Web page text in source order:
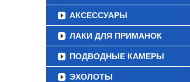
АКСЕССУАРЫ
ЛАКИ ДЛЯ ПРИМАНОК
ПОДВОДНЫЕ КАМЕРЫ
ЭХОЛОТЫ